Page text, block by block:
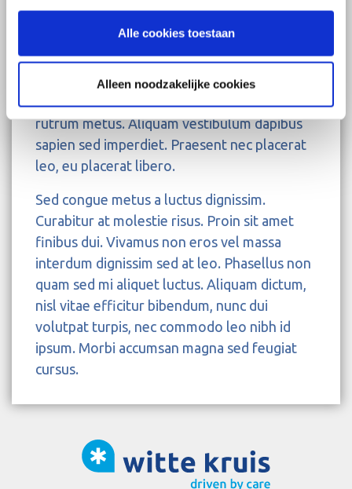
Alle cookies toestaan
Alleen noodzakelijke cookies
sagittis. Vestibulum massa libero, molestie et
porta nec, ultrices a lorem. Proin iaculis
libero semper arcu rhoncus ultricies. Sed orci
libero, ullamcorper et erat at, tristique
rutrum metus. Aliquam vestibulum dapibus
sapien sed imperdiet. Praesent nec placerat
leo, eu placerat libero.
Sed congue metus a luctus dignissim.
Curabitur at molestie risus. Proin sit amet
finibus dui. Vivamus non eros vel massa
interdum dignissim sed at leo. Phasellus non
quam sed mi aliquet luctus. Aliquam dictum,
nisl vitae efficitur bibendum, nunc dui
volutpat turpis, nec commodo leo nibh id
ipsum. Morbi accumsan magna sed feugiat
cursus.